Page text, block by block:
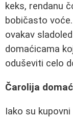
keks, rendanu
bobičasto
ovakav
domaćicama
oduševiti celo
Čarolija
Iako su